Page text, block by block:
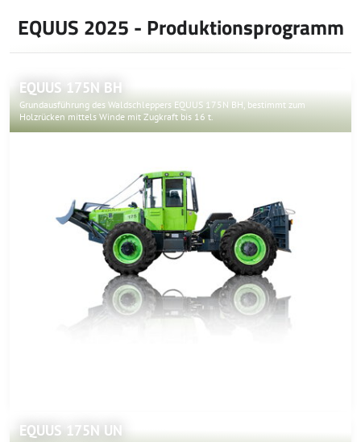
EQUUS 2025 - Produktionsprogramm
EQUUS 175N BH
Grundausführung des Waldschleppers EQUUS 175N BH, bestimmt zum
Holzrücken mittels Winde mit Zugkraft bis 16 t.
EQUUS 175N UN